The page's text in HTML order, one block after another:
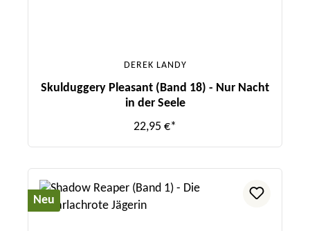
DEREK LANDY
Skulduggery Pleasant (Band 18) - Nur Nacht
in der Seele
22,95 €*
Neu